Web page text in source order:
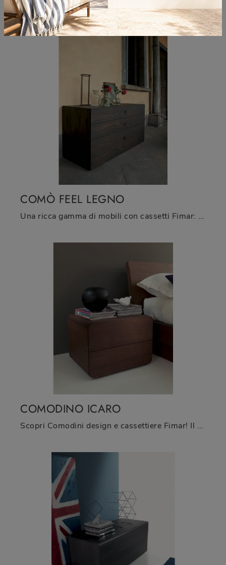
Se vuoi sapere di più sul modello Comò Icaro, clicca e scopri i Comodini e comò Fimar ideali per la tua zona notte.
COMÒ FEEL LEGNO
Una ricca gamma di mobili con cassetti Fimar: i comodini moderni in legno, come Comò Feel Legno, sono tra le soluzioni più belle.
COMODINO ICARO
Scopri Comodini design e cassettiere Fimar! Il modello Comodino Icaro realizzato in legno è l'acquisto perfetto.